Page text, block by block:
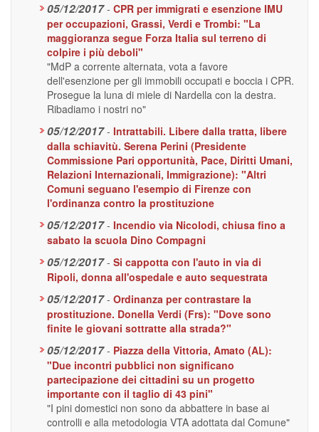
05/12/2017 - CPR per immigrati e esenzione IMU
per occupazioni, Grassi, Verdi e Trombi: "La
maggioranza segue Forza Italia sul terreno di
colpire i più deboli"
"MdP a corrente alternata, vota a favore
dell'esenzione per gli immobili occupati e boccia i CPR.
Prosegue la luna di miele di Nardella con la destra.
Ribadiamo i nostri no"
05/12/2017 - Intrattabili. Libere dalla tratta, libere
dalla schiavitù. Serena Perini (Presidente
Commissione Pari opportunità, Pace, Diritti Umani,
Relazioni Internazionali, Immigrazione): "Altri
Comuni seguano l'esempio di Firenze con
l'ordinanza contro la prostituzione
05/12/2017 - Incendio via Nicolodi, chiusa fino a
sabato la scuola Dino Compagni
05/12/2017 - Si cappotta con l'auto in via di
Ripoli, donna all'ospedale e auto sequestrata
05/12/2017 - Ordinanza per contrastare la
prostituzione. Donella Verdi (Frs): "Dove sono
finite le giovani sottratte alla strada?"
05/12/2017 - Piazza della Vittoria, Amato (AL):
"Due incontri pubblici non significano
partecipazione dei cittadini su un progetto
importante con il taglio di 43 pini"
"I pini domestici non sono da abbattere in base ai
controlli e alla metodologia VTA adottata dal Comune"